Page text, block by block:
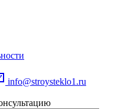
info@stroysteklo1.ru